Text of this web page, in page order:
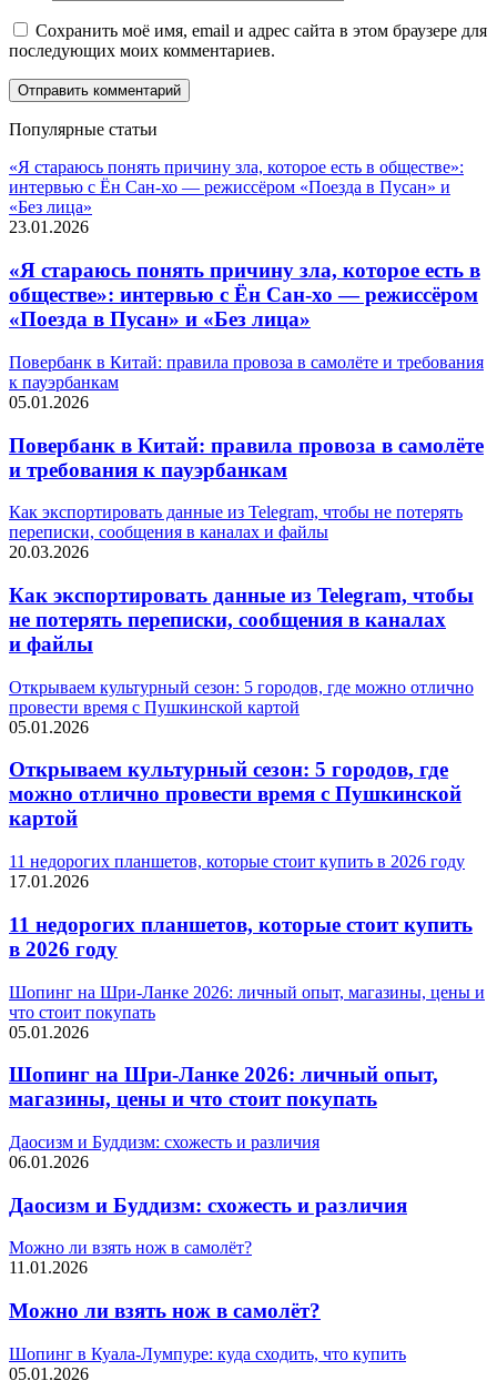
Сохранить моё имя, email и адрес сайта в этом браузере для
последующих моих комментариев.
Популярные статьи
«Я стараюсь понять причину зла, которое есть в обществе»:
интервью с Ён Сан-хо — режиссёром «Поезда в Пусан» и
«Без лица»
23.01.2026
«Я стараюсь понять причину зла, которое есть в
обществе»: интервью с Ён Сан-хо — режиссёром
«Поезда в Пусан» и «Без лица»
Повербанк в Китай: правила провоза в самолёте и требования
к пауэрбанкам
05.01.2026
Повербанк в Китай: правила провоза в самолёте
и требования к пауэрбанкам
Как экспортировать данные из Telegram, чтобы не потерять
переписки, сообщения в каналах и файлы
20.03.2026
Как экспортировать данные из Telegram, чтобы
не потерять переписки, сообщения в каналах
и файлы
Открываем культурный сезон: 5 городов, где можно отлично
провести время с Пушкинской картой
05.01.2026
Открываем культурный сезон: 5 городов, где
можно отлично провести время с Пушкинской
картой
11 недорогих планшетов, которые стоит купить в 2026 году
17.01.2026
11 недорогих планшетов, которые стоит купить
в 2026 году
Шопинг на Шри-Ланке 2026: личный опыт, магазины, цены и
что стоит покупать
05.01.2026
Шопинг на Шри-Ланке 2026: личный опыт,
магазины, цены и что стоит покупать
Даосизм и Буддизм: схожесть и различия
06.01.2026
Даосизм и Буддизм: схожесть и различия
Можно ли взять нож в самолёт?
11.01.2026
Можно ли взять нож в самолёт?
Шопинг в Куала-Лумпуре: куда сходить, что купить
05.01.2026